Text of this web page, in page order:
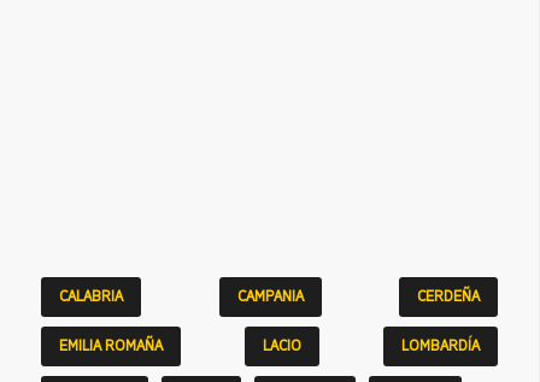
CALABRIA CAMPANIA CERDEÑA
EMILIA ROMAÑA LACIO LOMBARDÍA